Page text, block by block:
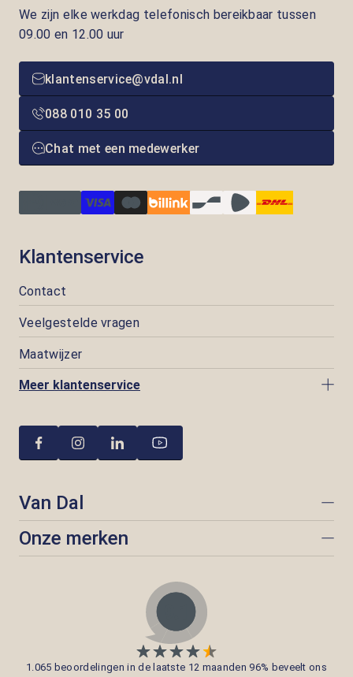
We zijn elke werkdag telefonisch bereikbaar tussen
09.00 en 12.00 uur
klantenservice@vdal.nl
088 010 35 00
Chat met een medewerker
Klantenservice
Contact
Veelgestelde vragen
Maatwijzer
Meer klantenservice
Van Dal
Onze merken
1.065 beoordelingen in de laatste 12 maanden 96% beveelt ons